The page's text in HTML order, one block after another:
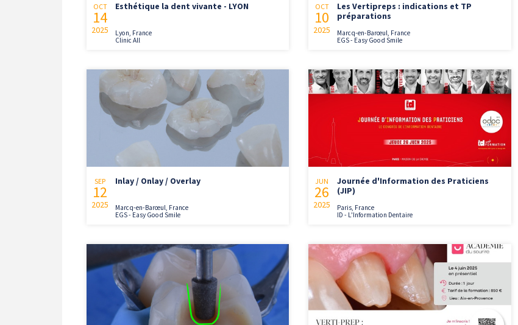
OCT
14
2025
Esthétique la dent vivante - LYON
Lyon, France
Clinic All
OCT
10
2025
Les Vertipreps : indications et TP
préparations
Marcq-en-Barœul, France
EGS - Easy Good Smile
SEP
12
2025
Inlay / Onlay / Overlay
Marcq-en-Barœul, France
EGS - Easy Good Smile
JUN
26
2025
Journée d'Information des Praticiens
(JIP)
Paris, France
ID - L'Information Dentaire